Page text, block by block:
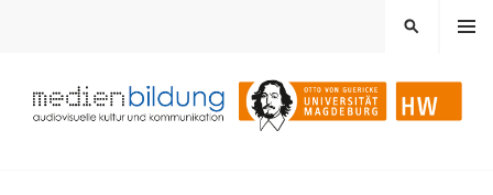
Audiovisuelle Kultur und Kommunikation
MENÜ
SUCHEN